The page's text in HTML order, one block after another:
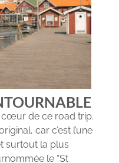
de ce road trip.
car c’est l’une
surtout la plus
le “St